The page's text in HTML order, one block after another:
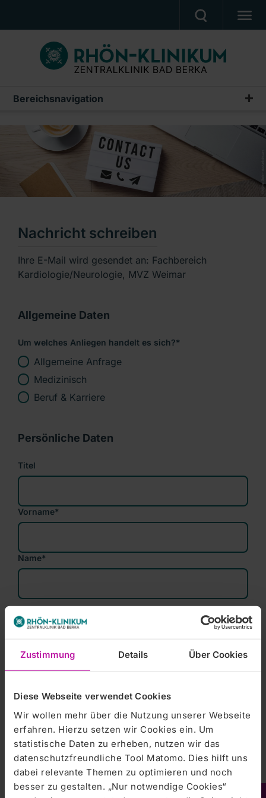
Zustimmung Details Über Cookies
Diese Webseite verwendet Cookies
Wir wollen mehr über die Nutzung unserer Webseite
erfahren. Hierzu setzen wir Cookies ein. Um
statistische Daten zu erheben, nutzen wir das
datenschutzfreundliche Tool Matomo. Dies hilft uns
dabei relevante Themen zu optimieren und noch
besser zu gestalten. „Nur notwendige Cookies“
UNSERE KLINIK
PATIENTEN & ANGEHÖRIGE
PRESSE, VERANSTALTUNGEN, FILME
Ein Unternehmen der RHÖN-KLINIKUM AG
Bereichsnavigation
Nachricht schreiben
Ihre E-Mail wird gesendet an: Fachbereich
Kardiologie/Neurologie, MVZ Weimar
Allgemeine Daten
Um welches Anliegen handelt es sich?*
Allgemeine Anfrage
Medizinisch
Beruf & Karriere
Persönliche Daten
Titel
Vorname*
Name*
Kontaktdaten
Telefon
Sonstige Mitteilung